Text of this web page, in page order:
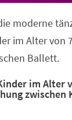
moderne
im Alter von
Ballett.
im Alter
zwischen